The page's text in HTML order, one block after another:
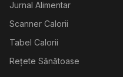
Jurnal Alimentar
Scanner Calorii
Tabel Calorii
Rețete Sănătoase